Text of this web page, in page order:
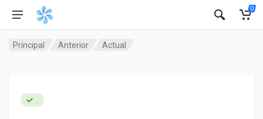
0
Principal Anterior Actual